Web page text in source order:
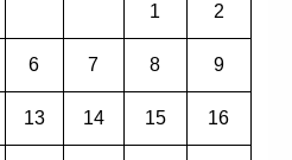
1 2
6 7 8 9
13 14 15 16